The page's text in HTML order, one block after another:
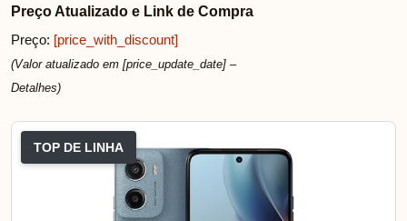
Preço Atualizado e Link de Compra
Preço: [price_with_discount]
(Valor atualizado em [price_update_date] –
Detalhes)
TOP DE LINHA